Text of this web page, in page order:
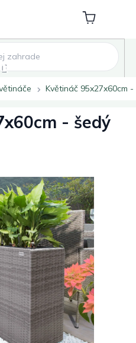
Nákupní
košík
Květináč 95x27x60cm
- šedý